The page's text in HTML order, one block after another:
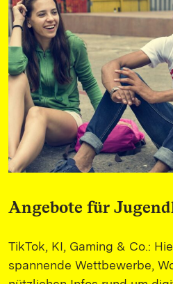
Angebote für
TikTok, KI, Gaming & Co.:
spannende Wettbewerbe,